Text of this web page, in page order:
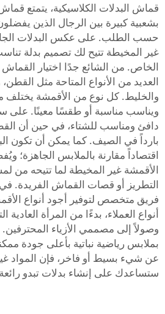
قماش البدلات الكلاسيكية، يتمتع
بشعبية كبيرة بين الرجال الذين
حسب الطلب. على عكس البدلات
غير المخيطة تتيح لك تصميم بدلة
الخاص. من الشائع جدًا اختيار
العديد من الأنواع المتاحة مثل
والخليط. كل نوع من الأقمشة
ويناسب مناسبة أو طقسًا معينًا. على
دافئ ومناسب للشتاء، في حين أن
بارداً في الصيف. كما يمكن أن تكون
اقتصاداً مقارنة بالملابس الجاهزة؛
الأقمشة غير المخيطة لما تتيحه من
التطريز أو قصات القماش الفريدة.
فريق متخصص لتوفير أجود أنواع
أنواع العملاء، بدءًا من المرأة العادية
وصولاً إلى مصممي الأزياء
بملابس رياضية نباتية بأعلى جودة
عن شيء بسيط أو فاخر، فإن المواد
ستساعدك على إنشاء بدلات تبدو